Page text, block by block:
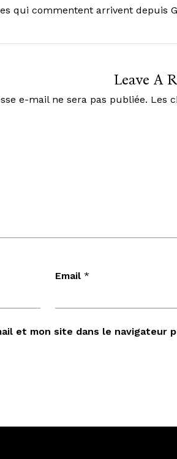
qui commentent arrivent depuis
Leave A
e-mail ne sera pas publiée. Les
Email *
et mon site dans le navigateur
Galerie